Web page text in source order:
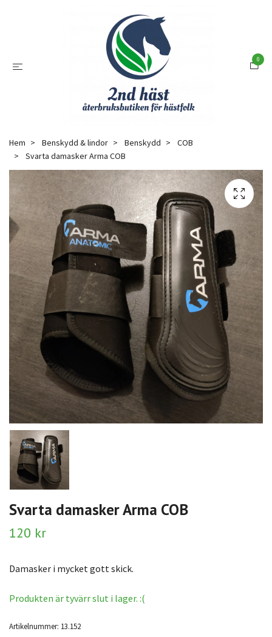
0
Hem Benskydd & lindor Benskydd
COB
Svarta damasker Arma COB
Svarta damasker Arma COB
120 kr
Damasker i mycket gott skick.
Produkten är tyvärr slut i lager. :(
Artikelnummer: 13.152